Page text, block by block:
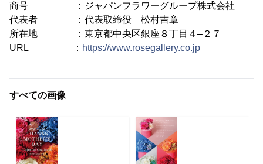
商号 ：ジャパンフラワーグループ株式会社
代表者 ：代表取締役 松村吉章
所在地 ：東京都中央区銀座８丁目４–２７
URL ： https://www.rosegallery.co.jp
すべての画像